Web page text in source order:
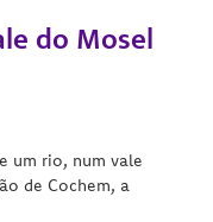
do Mosel
um rio, num vale
de Cochem, a